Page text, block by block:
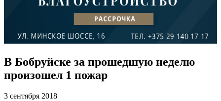
В Бобруйске за прошедшую неделю
произошел 1 пожар
3 сентября 2018